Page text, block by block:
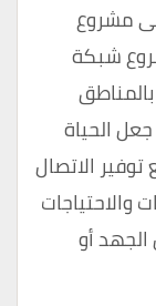
مشروع
شبكة
الحياة
الاتصال
والاحتياجات
أو